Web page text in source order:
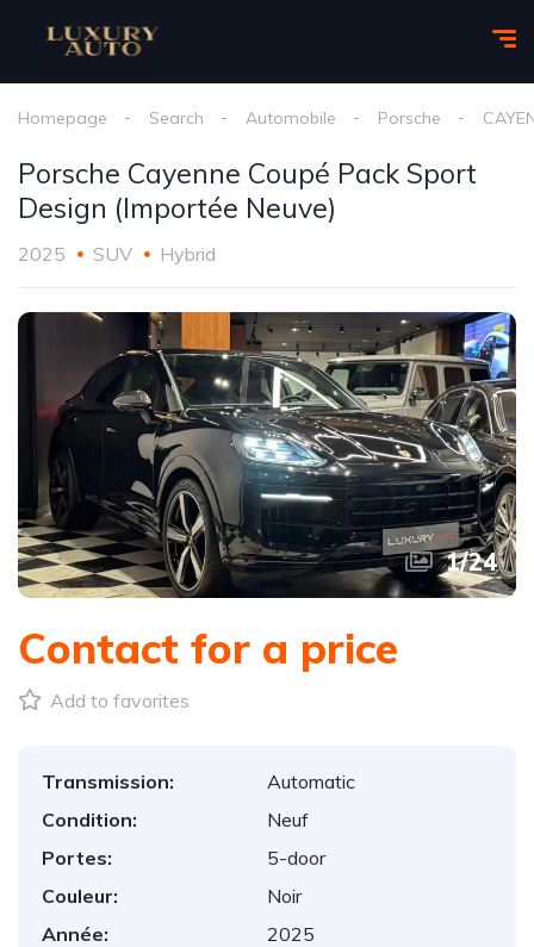
Homepage Search Automobile Porsche
Porsche Cayenne Coupé Pack Sport
Design (Importée Neuve)
2025 SUV Hybrid
1/24
Contact for a price
Add to favorites
Transmission:
Automatic
Condition:
Neuf
Portes:
5-door
Couleur:
Noir
Année:
2025